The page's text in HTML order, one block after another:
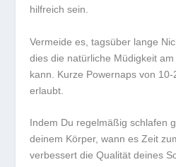
hilfreich sein.
Vermeide es, tagsüber lange
dies die natürliche Müdigkeit
kann. Kurze Powernaps von
erlaubt.
Indem Du regelmäßig schlafen
deinem Körper, wann es Zeit
verbessert die Qualität deines